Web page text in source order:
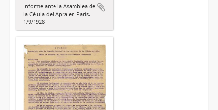
Informe ante la Asamblea de
la Célula del Apra en París,
1/9/1928